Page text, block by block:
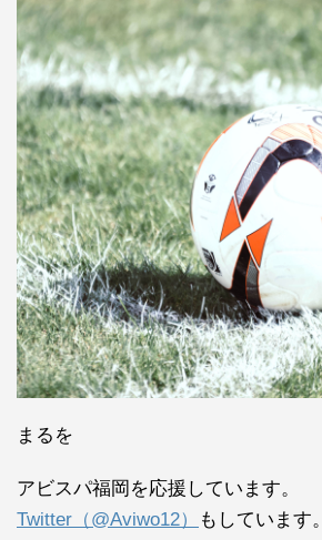
まるを
アビスパ福岡を応援しています。
Twitter（@Aviwo12）
もしています。